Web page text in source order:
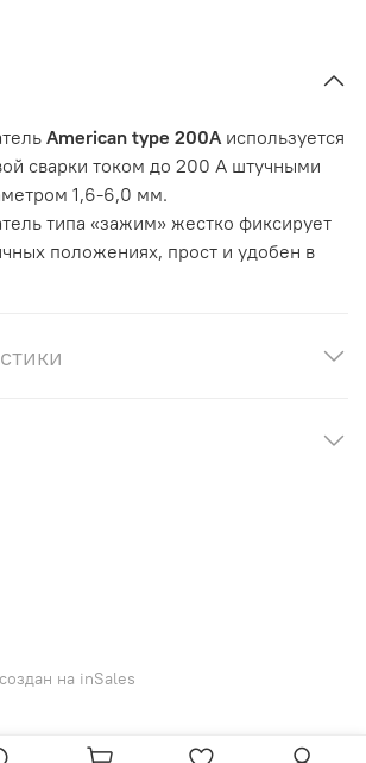
American type 200Аиспользуется
сварки током до 200 А штучными
1,6-6,0 мм.
типа «зажим» жестко фиксирует
положениях, прост и удобен в
на inSales